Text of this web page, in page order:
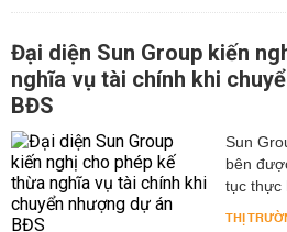
Đại diện Sun Group kiến
nghĩa vụ tài chính khi
BĐS
Sun
bên
tục thực
THỊ